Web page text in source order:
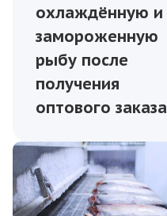
охлаждённую и
замороженную
рыбу после
получения
оптового заказа